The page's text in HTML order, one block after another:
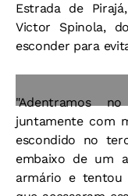
Estrada de
Victor Spinola,
esconder para
"Adentramos
juntamente com
escondido no
embaixo de um
armário e tentou